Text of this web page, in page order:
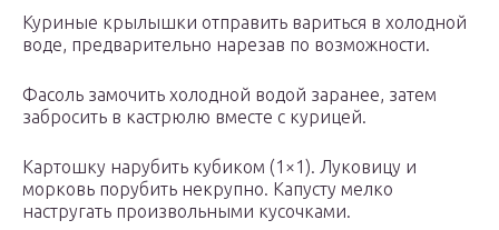
Куриные крылышки отправить вариться в холодной
воде, предварительно нарезав по возможности.
Фасоль замочить холодной водой заранее, затем
забросить в кастрюлю вместе с курицей.
Картошку нарубить кубиком (1×1). Луковицу и
морковь порубить некрупно. Капусту мелко
настругать произвольными кусочками.